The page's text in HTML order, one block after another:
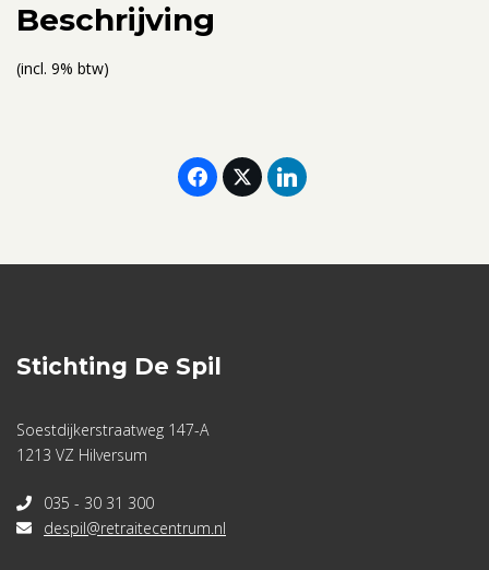
Beschrijving
(incl. 9% btw)
Stichting De Spil
Soestdijkerstraatweg 147-A
1213 VZ Hilversum
035 - 30 31 300
despil@retraitecentrum.nl